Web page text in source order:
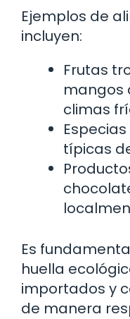
Ejemplos de
incluyen:
Frutas
mangos
climas
típicas
Es
huella
importados y
de manera